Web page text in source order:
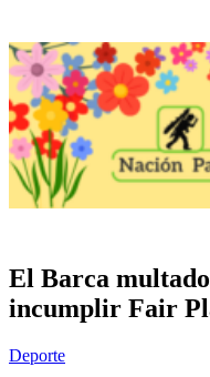
El Barca
incumplir Fair
Deporte